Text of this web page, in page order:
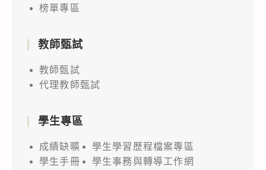
榜單專區
教師甄試
教師甄試
代理教師甄試
學生專區
成績缺曠
學生學習歷程檔案專區
學生手冊
學生事務與轉導工作網